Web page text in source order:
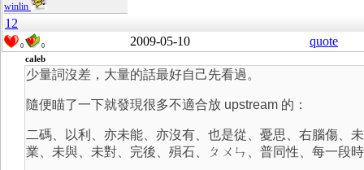
winlin
12
0 0 2009-05-10 quote
caleb
少量詞沒差，大量的話最好自己先看過。
隨便瞄了一下就發現很多不適合放 upstream 的：
二碼、以利、亦未能、亦沒有、也是從、憂思、右腦傷、
業、未與、未對、完後、殞石、ㄆㄨㄣ、普同性、每一段